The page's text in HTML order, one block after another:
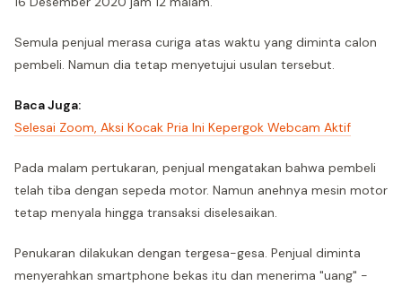
Semula penjual merasa curiga atas waktu yang diminta calon
pembeli. Namun dia tetap menyetujui usulan tersebut.
Baca Juga:
Selesai Zoom, Aksi Kocak Pria Ini Kepergok Webcam Aktif
Pada malam pertukaran, penjual mengatakan bahwa pembeli
telah tiba dengan sepeda motor. Namun anehnya mesin motor
tetap menyala hingga transaksi diselesaikan.
Penukaran dilakukan dengan tergesa-gesa. Penjual diminta
menyerahkan smartphone bekas itu dan menerima "uang" -